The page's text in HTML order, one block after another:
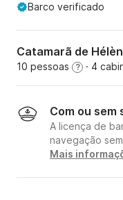
Barco verificado
Catamarã de
10 pessoas ? · 4
Com ou sem
A licença de
navegação
Mais